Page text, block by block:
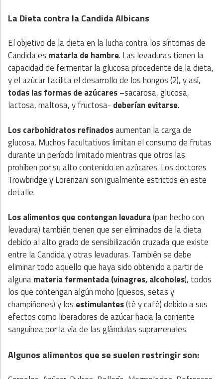
La Dieta contra la Candida Albicans
El objetivo de la dieta en la lucha contra los síntomas de
Candida es matarla de hambre. Las levaduras tienen la
capacidad de fermentar la glucosa procedente de la dieta,
y el azúcar facilita el desarrollo de los hongos (2), y así,
todas las formas de azúcares–sacarosa, glucosa,
lactosa, maltosa, y fructosa- deberían evitarse.
Los carbohidratos refinadosaumentan la carga de
glucosa. Muchos facultativos limitan el consumo de frutas
durante un período limitado mientras que otros las
prohíben por su alto contenido en azúcares. Los doctores
Trowbridge y Lorenzani son igualmente estrictos en este
detalle.
Los alimentos que contengan levadura(pan hecho con
levadura) también tienen que ser eliminados de la dieta
debido al alto grado de sensibilización cruzada que existe
entre la Candida y otras levaduras. También se debe
eliminar todo aquello que haya sido obtenido a partir de
algunamateria fermentada (vinagres, alcoholes), todos
los que contengan algún moho (quesos, setas y
champiñones) y los estimulantes(té y café) debido a sus
efectos como liberadores de azúcar hacia la corriente
sanguínea por la vía de las glándulas suprarrenales.
Algunos alimentos que se suelen restringir son: